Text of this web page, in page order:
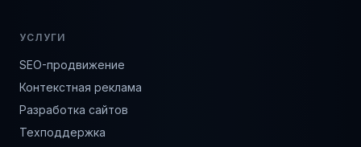
УСЛУГИ
SEO-продвижение
Контекстная реклама
Разработка сайтов
Техподдержка